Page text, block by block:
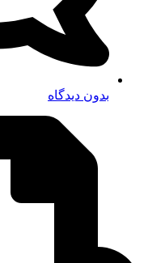
بدون دیدگاه